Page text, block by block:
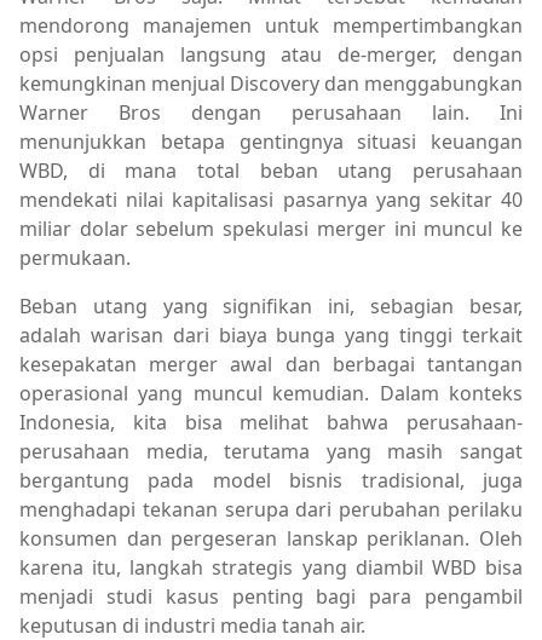
mendorong manajemen untuk mempertimbangkan
opsi penjualan langsung atau de-merger, dengan
kemungkinan menjual Discovery dan menggabungkan
Warner Bros dengan perusahaan lain. Ini
menunjukkan betapa gentingnya situasi keuangan
WBD, di mana total beban utang perusahaan
mendekati nilai kapitalisasi pasarnya yang sekitar 40
miliar dolar sebelum spekulasi merger ini muncul ke
permukaan.
Beban utang yang signifikan ini, sebagian besar,
adalah warisan dari biaya bunga yang tinggi terkait
kesepakatan merger awal dan berbagai tantangan
operasional yang muncul kemudian. Dalam konteks
Indonesia, kita bisa melihat bahwa perusahaan-
perusahaan media, terutama yang masih sangat
bergantung pada model bisnis tradisional, juga
menghadapi tekanan serupa dari perubahan perilaku
konsumen dan pergeseran lanskap periklanan. Oleh
karena itu, langkah strategis yang diambil WBD bisa
menjadi studi kasus penting bagi para pengambil
keputusan di industri media tanah air.